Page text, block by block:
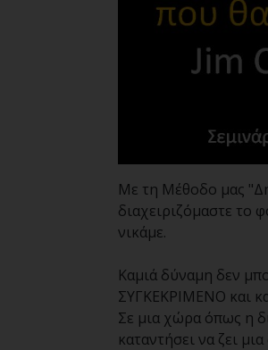
Με τη Μέθοδο μας
διαχειριζόμαστε το
νικάμε.
Καμιά δύναμη δεν
ΣΥΓΚΕΚΡΙΜΕΝΟ και
Σε μια χώρα όπως η
καταντήσει να ζει